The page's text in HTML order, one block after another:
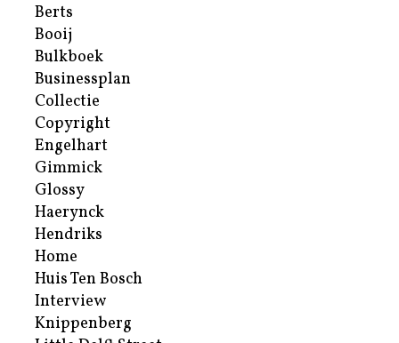
Berts
Booij
Bulkboek
Businessplan
Collectie
Copyright
Engelhart
Gimmick
Glossy
Haerynck
Hendriks
Home
Huis Ten Bosch
Interview
Knippenberg